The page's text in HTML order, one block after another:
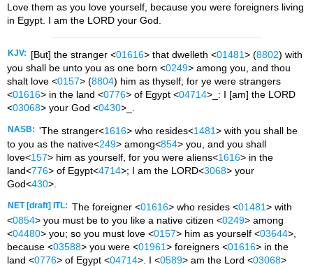
Love them as you love yourself, because you were foreigners living
in Egypt. I am the LORD your God.
KJV: [But] the stranger <01616> that dwelleth <01481> (8802) with
you shall be unto you as one born <0249> among you, and thou
shalt love <0157> (8804) him as thyself; for ye were strangers
<01616> in the land <0776> of Egypt <04714>_: I [am] the LORD
<03068> your God <0430>_.
NASB: 'The stranger<1616> who resides<1481> with you shall be
to you as the native<249> among<854> you, and you shall
love<157> him as yourself, for you were aliens<1616> in the
land<776> of Egypt<4714>; I am the LORD<3068> your
God<430>.
NET [draft] ITL: The foreigner <01616> who resides <01481> with
<0854> you must be to you like a native citizen <0249> among
<04480> you; so you must love <0157> him as yourself <03644>,
because <03588> you were <01961> foreigners <01616> in the
land <0776> of Egypt <04714>. I <0589> am the Lord <03068>